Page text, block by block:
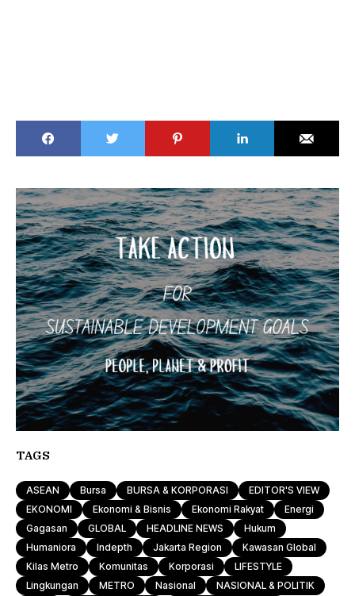
TAGS
ASEAN Bursa BURSA & KORPORASI
EDITOR'S VIEW
EKONOMI
Ekonomi & Bisnis Ekonomi Rakyat
Energi
Gagasan
GLOBAL HEADLINE NEWS
Hukum
Humaniora
Indepth Jakarta Region
Kawasan Global
Kilas Metro
Komunitas Korporasi
LIFESTYLE
Lingkungan
METRO Nasional NASIONAL & POLITIK